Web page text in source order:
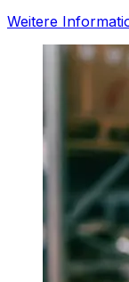
Weitere